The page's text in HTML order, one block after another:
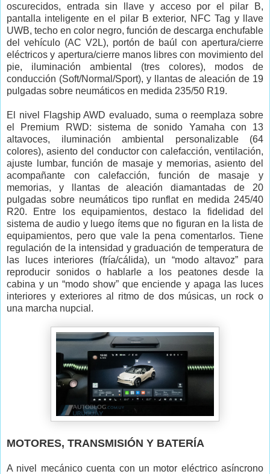
oscurecidos, entrada sin llave y acceso por el pilar B,
pantalla inteligente en el pilar B exterior, NFC Tag y llave
UWB, techo en color negro, función de descarga enchufable
del vehículo (AC V2L), portón de baúl con apertura/cierre
eléctricos y apertura/cierre manos libres con movimiento del
pie, iluminación ambiental (tres colores), modos de
conducción (Soft/Normal/Sport), y llantas de aleación de 19
pulgadas sobre neumáticos en medida 235/50 R19.
El nivel Flagship AWD evaluado, suma o reemplaza sobre
el Premium RWD: sistema de sonido Yamaha con 13
altavoces, iluminación ambiental personalizable (64
colores), asiento del conductor con calefacción, ventilación,
ajuste lumbar, función de masaje y memorias, asiento del
acompañante con calefacción, función de masaje y
memorias, y llantas de aleación diamantadas de 20
pulgadas sobre neumáticos tipo runflat en medida 245/40
R20. Entre los equipamientos, destaco la fidelidad del
sistema de audio y luego ítems que no figuran en la lista de
equipamientos, pero que vale la pena comentarlos. Tiene
regulación de la intensidad y graduación de temperatura de
las luces interiores (fría/cálida), un “modo altavoz” para
reproducir sonidos o hablarle a los peatones desde la
cabina y un “modo show” que enciende y apaga las luces
interiores y exteriores al ritmo de dos músicas, un rock o
una marcha nupcial.
MOTORES, TRANSMISIÓN Y BATERÍA
A nivel mecánico cuenta con un motor eléctrico asíncrono